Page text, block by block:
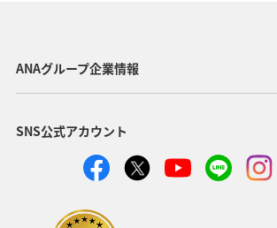
ANAグループ企業情報
SNS公式アカウント